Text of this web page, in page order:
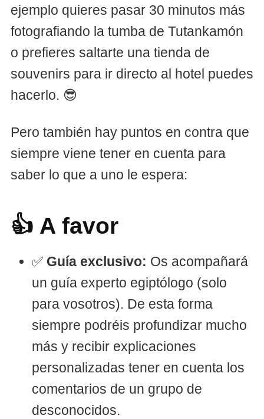
ejemplo quieres pasar 30 minutos más
fotografiando la tumba de Tutankamón
o prefieres saltarte una tienda de
souvenirs para ir directo al hotel puedes
hacerlo. 😎
Pero también hay puntos en contra que
siempre viene tener en cuenta para
saber lo que a uno le espera:
👍 A favor
✅ Guía exclusivo: Os acompañará
un guía experto egiptólogo (solo
para vosotros). De esta forma
siempre podréis profundizar mucho
más y recibir explicaciones
personalizadas tener en cuenta los
comentarios de un grupo de
desconocidos.